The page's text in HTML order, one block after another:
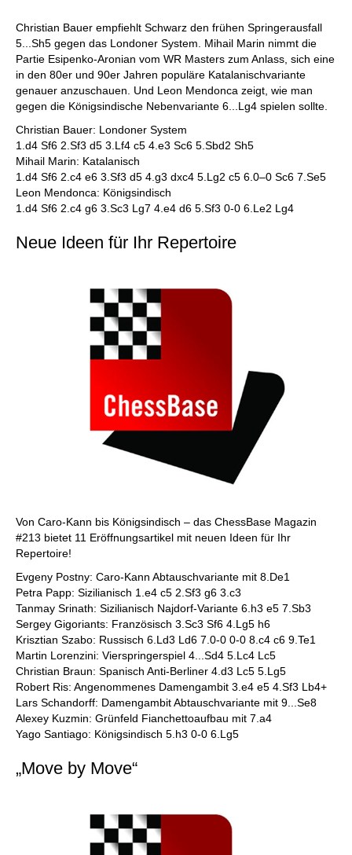
Christian Bauer empfiehlt Schwarz den frühen Springerausfall
5...Sh5 gegen das Londoner System. Mihail Marin nimmt die
Partie Esipenko-Aronian vom WR Masters zum Anlass, sich eine
in den 80er und 90er Jahren populäre Katalanischvariante
genauer anzuschauen. Und Leon Mendonca zeigt, wie man
gegen die Königsindische Nebenvariante 6...Lg4 spielen sollte.
Christian Bauer: Londoner System
1.d4 Sf6 2.Sf3 d5 3.Lf4 c5 4.e3 Sc6 5.Sbd2 Sh5
Mihail Marin: Katalanisch
1.d4 Sf6 2.c4 e6 3.Sf3 d5 4.g3 dxc4 5.Lg2 c5 6.0–0 Sc6 7.Se5
Leon Mendonca: Königsindisch
1.d4 Sf6 2.c4 g6 3.Sc3 Lg7 4.e4 d6 5.Sf3 0-0 6.Le2 Lg4
Neue Ideen für Ihr Repertoire
Von Caro-Kann bis Königsindisch – das ChessBase Magazin
#213 bietet 11 Eröffnungsartikel mit neuen Ideen für Ihr
Repertoire!
Evgeny Postny: Caro-Kann Abtauschvariante mit 8.De1
Petra Papp: Sizilianisch 1.e4 c5 2.Sf3 g6 3.c3
Tanmay Srinath: Sizilianisch Najdorf-Variante 6.h3 e5 7.Sb3
Sergey Gigoriants: Französisch 3.Sc3 Sf6 4.Lg5 h6
Krisztian Szabo: Russisch 6.Ld3 Ld6 7.0-0 0-0 8.c4 c6 9.Te1
Martin Lorenzini: Vierspringerspiel 4...Sd4 5.Lc4 Lc5
Christian Braun: Spanisch Anti-Berliner 4.d3 Lc5 5.Lg5
Robert Ris: Angenommenes Damengambit 3.e4 e5 4.Sf3 Lb4+
Lars Schandorff: Damengambit Abtauschvariante mit 9...Se8
Alexey Kuzmin: Grünfeld Fianchettoaufbau mit 7.a4
Yago Santiago: Königsindisch 5.h3 0-0 6.Lg5
„Move by Move“